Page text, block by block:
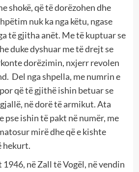
shokë, që të dorëzohen dhe
nuk ka nga këtu, ngase
të gjitha anët. Me të kuptuar se
duke dyshuar me të drejt se
dorëzimin, nxjerr revolen
Del nga shpella, me numrin e
që të gjithë ishin betuar se
në dorë të armikut. Ata
ishin të pakt në numër, me
mirë dhe që e kishte
hekurt.
në Zall të Vogël, në vendin